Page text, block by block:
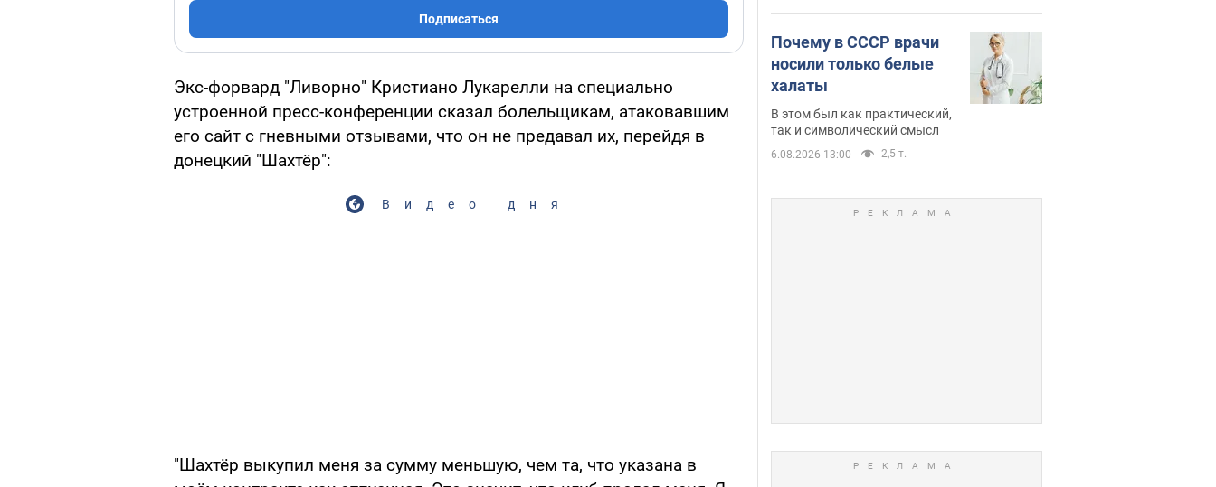
Подписаться
Экс-форвард "Ливорно" Кристиано Лукарелли на специально
устроенной пресс-конференции сказал болельщикам, атаковавшим
его сайт с гневными отзывами, что он не предавал их, перейдя в
донецкий "Шахтёр":
Видео дня
"Шахтёр выкупил меня за сумму меньшую, чем та, что указана в
Почему в СССР врачи
носили только белые
халаты
В этом был как практический,
так и символический смысл
6.08.2026 13:00 2,5 т.